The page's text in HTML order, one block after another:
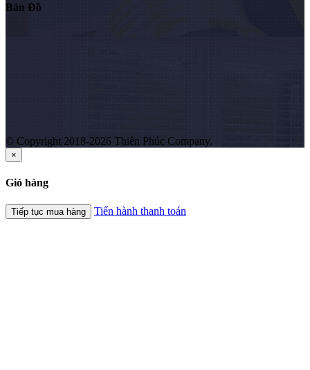
Bản Đồ
© Copyright 2018-2026 Thiên Phúc Company.
×
Giỏ hàng
Tiếp tục mua hàng Tiến hành thanh toán